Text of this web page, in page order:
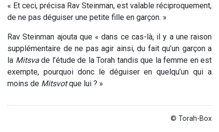
« Et ceci, précisa Rav Steinman, est valable réciproquement,
de ne pas déguiser une petite fille en garçon. »
Rav Steinman ajouta que « dans ce cas-là, il y a une raison
supplémentaire de ne pas agir ainsi, du fait qu’un garçon a
la Mitsvade l’étude de la Torah tandis que la femme en est
exempte, pourquoi donc le déguiser en quelqu’un qui a
moins de Mitsvotque lui ? »
© Torah-Box